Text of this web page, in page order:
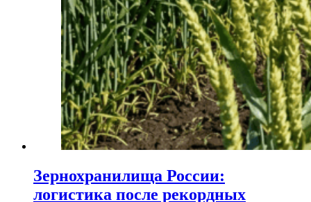
Зернохранилища России:
логистика после рекордных